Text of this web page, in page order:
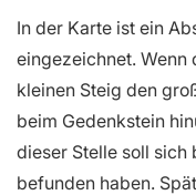
In der Karte ist ein
eingezeichnet. Wenn
kleinen Steig den
beim Gedenkstein
dieser Stelle soll sich
befunden haben.